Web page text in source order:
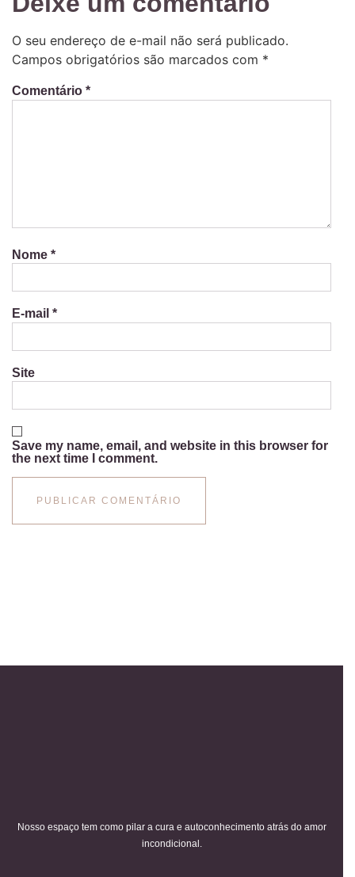
O seu endereço de e-mail não será publicado.
Campos obrigatórios são marcados com *
Comentário *
Nome *
E-mail *
Site
Save my name, email, and website in this browser for
the next time I comment.
Nosso espaço tem como pilar a cura e autoconhecimento atrás do amor
incondicional.